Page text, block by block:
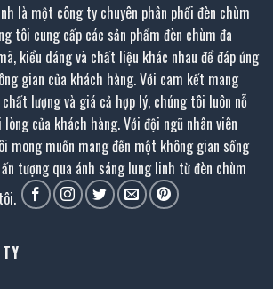
là một công ty chuyên phân phối đèn chùm
tôi cung cấp các sản phẩm đèn chùm đa
kiểu dáng và chất liệu khác nhau để đáp ứng
gian của khách hàng. Với cam kết mang
lượng và giá cả hợp lý, chúng tôi luôn nỗ
của khách hàng. Với đội ngũ nhân viên
mong muốn mang đến một không gian sống
tượng qua ánh sáng lung linh từ đèn chùm